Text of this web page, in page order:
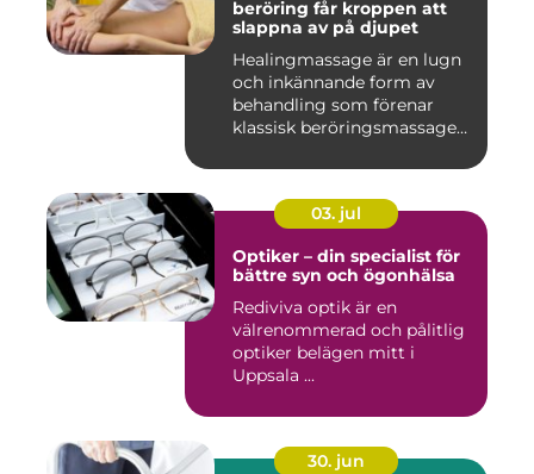
beröring får kroppen att
slappna av på djupet
Healingmassage är en lugn
och inkännande form av
behandling som förenar
klassisk beröringsmassage
03. jul
Optiker – din specialist för
bättre syn och ögonhälsa
Rediviva optik är en
välrenommerad och pålitlig
optiker belägen mitt i
Uppsala ...
30. jun